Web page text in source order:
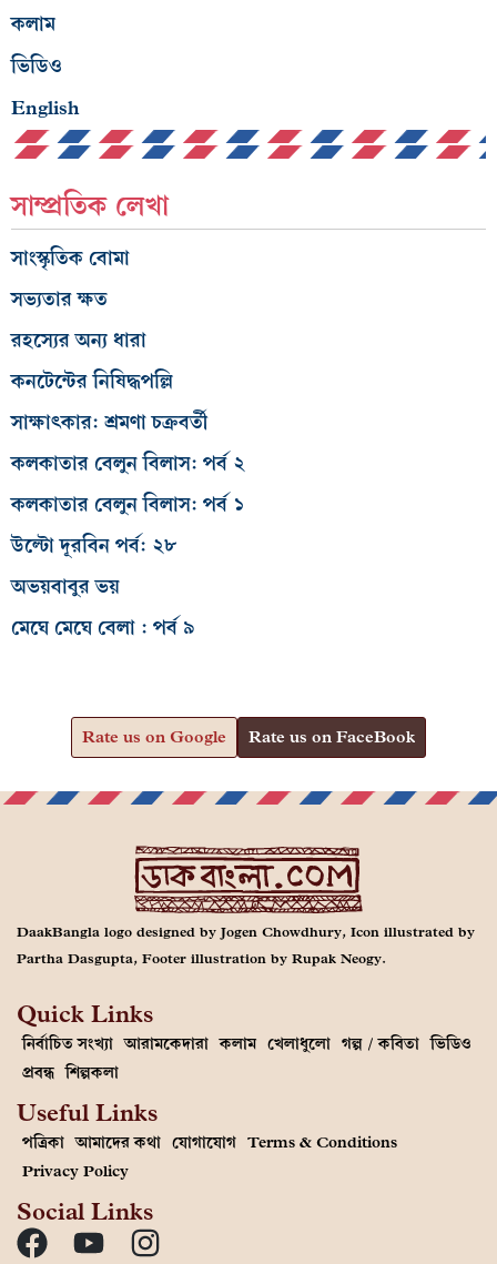
কলাম
ভিডিও
English
সাম্প্রতিক লেখা
সাংস্কৃতিক বোমা
সভ্যতার ক্ষত
রহস্যের অন্য ধারা
কনটেন্টের নিষিদ্ধপল্লি
সাক্ষাৎকার: শ্রমণা চক্রবর্তী
কলকাতার বেলুন বিলাস: পর্ব ২
কলকাতার বেলুন বিলাস: পর্ব ১
উল্টো দূরবিন পর্ব: ২৮
অভয়বাবুর ভয়
মেঘে মেঘে বেলা : পর্ব ৯
Rate us on Google Rate us on FaceBook
DaakBangla logo designed by Jogen Chowdhury, Icon illustrated by
Partha Dasgupta, Footer illustration by Rupak Neogy.
Quick Links
নির্বাচিত সংখ্যা আরামকেদারা কলাম খেলাধুলো গল্প / কবিতা ভিডিও
প্রবন্ধ শিল্পকলা
Useful Links
পত্রিকা আমাদের কথা যোগাযোগ Terms & Conditions
Privacy Policy
Social Links